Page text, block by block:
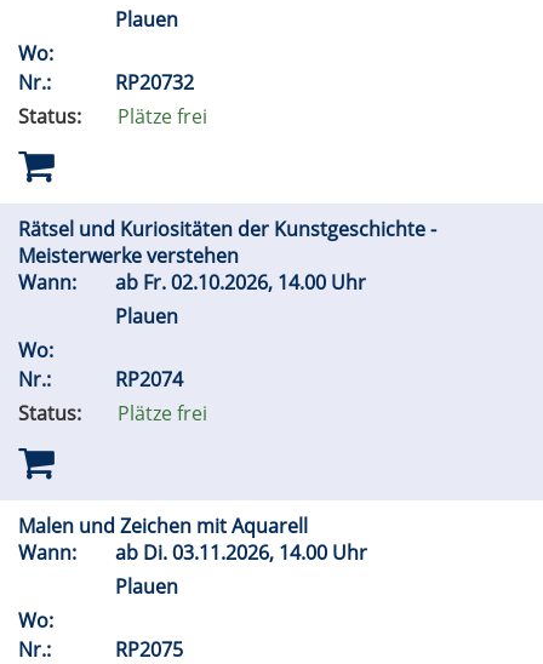
Plauen
Wo:
Nr.:
RP20732
Status:
Plätze frei
Rätsel und Kuriositäten der Kunstgeschichte -
Meisterwerke verstehen
Wann:
ab Fr.02.10.2026, 14.00 Uhr
Plauen
Wo:
Nr.:
RP2074
Status:
Plätze frei
Malen und Zeichen mit Aquarell
Wann:
ab Di.03.11.2026, 14.00 Uhr
Plauen
Wo:
Nr.:
RP2075